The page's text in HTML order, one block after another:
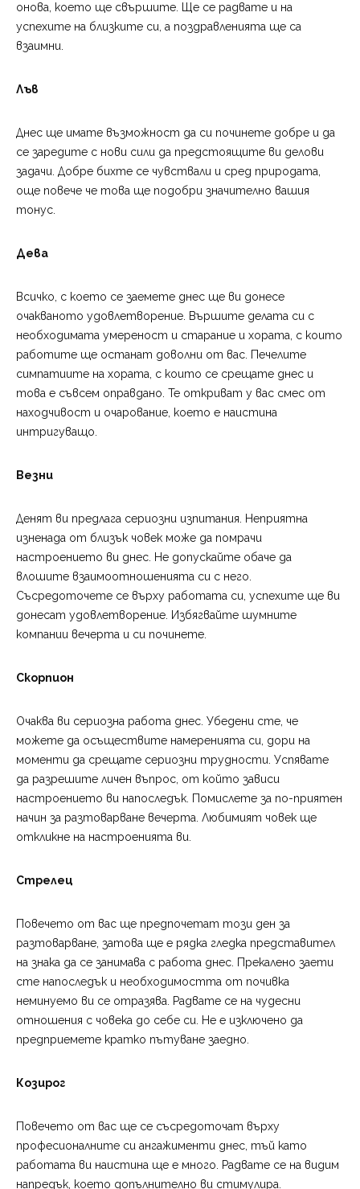
онова, което ще свършите. Ще се радвате и на
успехите на близките си, а поздравленията ще са
взаимни.
Лъв
Днес ще имате възможност да си починете добре и да
се заредите с нови сили да предстоящите ви делови
задачи. Добре бихте се чувствали и сред природата,
още повече че това ще подобри значително вашия
тонус.
Дева
Всичко, с което се заемете днес ще ви донесе
очакваното удовлетворение. Вършите делата си с
необходимата умереност и старание и хората, с които
работите ще останат доволни от вас. Печелите
симпатиите на хората, с които се срещате днес и
това е съвсем оправдано. Те откриват у вас смес от
находчивост и очарование, което е наистина
интригуващо.
Везни
Денят ви предлага сериозни изпитания. Неприятна
изненада от близък човек може да помрачи
настроението ви днес. Не допускайте обаче да
влошите взаимоотношенията си с него.
Съсредоточете се върху работата си, успехите ще ви
донесат удовлетворение. Избягвайте шумните
компании вечерта и си починете.
Скорпион
Очаква ви сериозна работа днес. Убедени сте, че
можете да осъществите намеренията си, дори на
моменти да срещате сериозни трудности. Успявате
да разрешите личен въпрос, от който зависи
настроението ви напоследък. Помислете за по-приятен
начин за разтоварване вечерта. Любимият човек ще
откликне на настроенията ви.
Стрелец
Повечето от вас ще предпочетат този ден за
разтоварване, затова ще е рядка гледка представител
на знака да се занимава с работа днес. Прекалено заети
сте напоследък и необходимостта от почивка
неминуемо ви се отразява. Радвате се на чудесни
отношения с човека до себе си. Не е изключено да
предприемете кратко пътуване заедно.
Козирог
Повечето от вас ще се съсредоточат върху
професионалните си ангажименти днес, тъй като
работата ви наистина ще е много. Радвате се на видим
напредък, което допълнително ви стимулира.